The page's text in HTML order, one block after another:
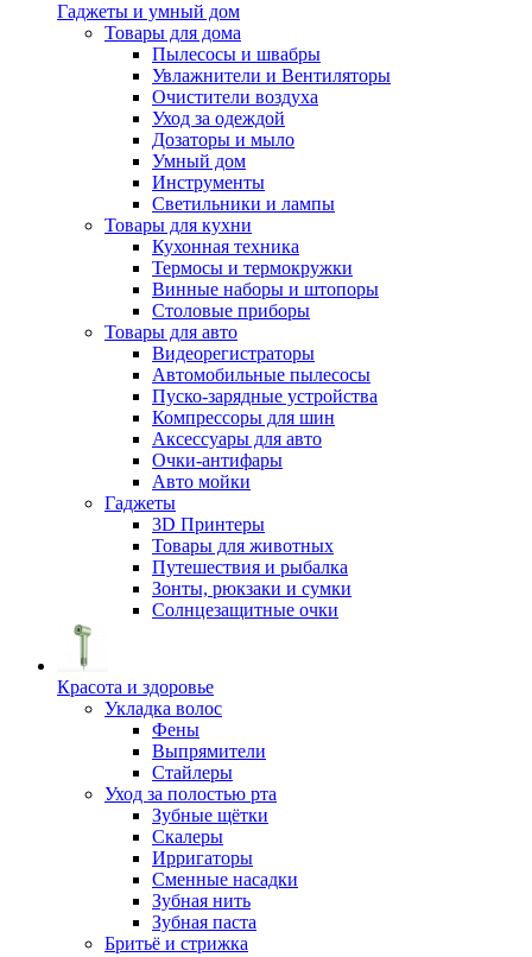
Гаджеты и умный дом
Товары для дома
Пылесосы и швабры
Увлажнители и Вентиляторы
Очистители воздуха
Уход за одеждой
Дозаторы и мыло
Умный дом
Инструменты
Светильники и лампы
Товары для кухни
Кухонная техника
Термосы и термокружки
Винные наборы и штопоры
Столовые приборы
Товары для авто
Видеорегистраторы
Автомобильные пылесосы
Пуско-зарядные устройства
Компрессоры для шин
Аксессуары для авто
Очки-антифары
Авто мойки
Гаджеты
3D Принтеры
Товары для животных
Путешествия и рыбалка
Зонты, рюкзаки и сумки
Солнцезащитные очки
Красота и здоровье
Укладка волос
Фены
Выпрямители
Стайлеры
Уход за полостью рта
Зубные щётки
Скалеры
Ирригаторы
Сменные насадки
Зубная нить
Зубная паста
Бритьё и стрижка